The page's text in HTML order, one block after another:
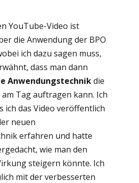
YouTube-Video ist
die Anwendung der BPO
ich dazu sagen muss,
dass man dann
Anwendungstechnikdie
Tag auftragen kann. Ich
ich das Video veröffentlich
neuen
erfahren und hatte
wie man den
steigern könnte. Ich
mit der verbesserten